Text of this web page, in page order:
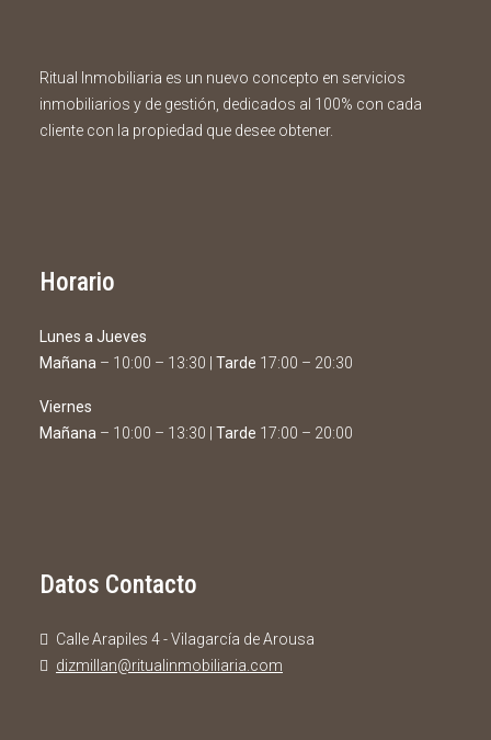
Ritual Inmobiliaria es un nuevo concepto en servicios
inmobiliarios y de gestión, dedicados al 100% con cada
cliente con la propiedad que desee obtener.
Horario
Lunes a Jueves
Mañana – 10:00 – 13:30 | Tarde 17:00 – 20:30
Viernes
Mañana – 10:00 – 13:30 | Tarde 17:00 – 20:00
Datos Contacto
Calle Arapiles 4 - Vilagarcía de Arousa
dizmillan@ritualinmobiliaria.com